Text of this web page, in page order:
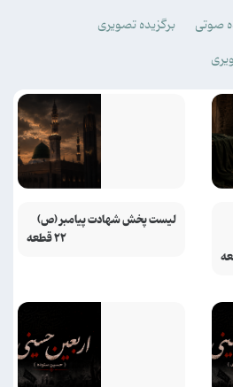
صوتی
برگزیده تصویری
۲۲ قطعه
لیست پخش شهادت پیامبر (ص)